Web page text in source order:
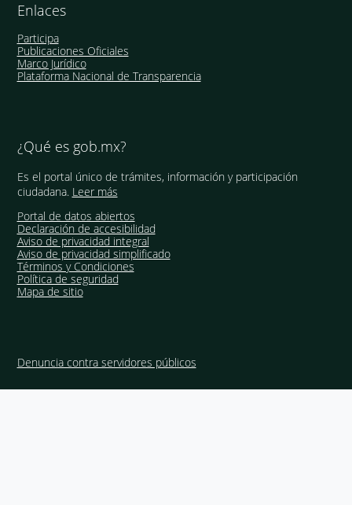
Enlaces
Participa
Publicaciones Oficiales
Marco Jurídico
Plataforma Nacional de Transparencia
¿Qué es gob.mx?
Es el portal único de trámites, información y participación
ciudadana. Leer más
Portal de datos abiertos
Declaración de accesibilidad
Aviso de privacidad integral
Aviso de privacidad simplificado
Términos y Condiciones
Política de seguridad
Mapa de sitio
Denuncia contra servidores públicos